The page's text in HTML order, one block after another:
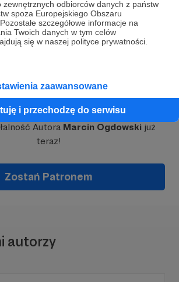
zewnętrznych odbiorców danych z państw
spoza Europejskiego Obszaru
szczegółowe informacje na
Twoich danych w tym celów
się w naszej polityce prywatności.
zaawansowane
i przechodzę do serwisu
do grona Patronów!
Autora Marcin Ogdowski już
teraz!
Zostań Patronem
autorzy